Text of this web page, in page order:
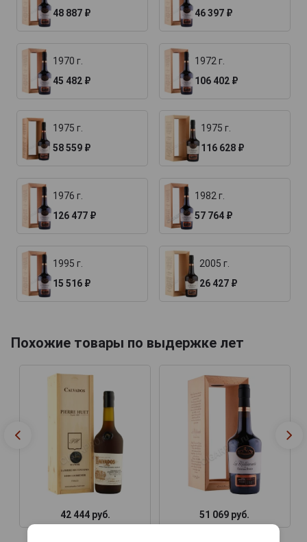
48 887 ₽
46 397 ₽
1970 г.
45 482 ₽
1972 г.
106 402 ₽
1975 г.
58 559 ₽
1975 г.
116 628 ₽
1976 г.
126 477 ₽
1982 г.
57 764 ₽
1995 г.
15 516 ₽
2005 г.
26 427 ₽
Похожие товары по выдержке лет
42 444 руб. 51 069 руб.